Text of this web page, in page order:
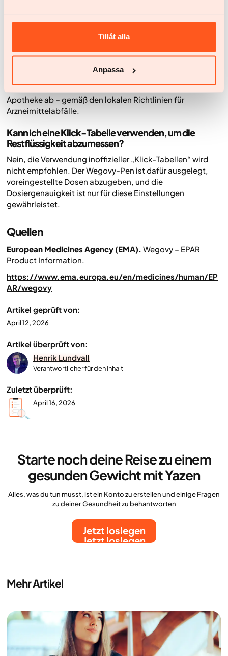
Tillåt alla
Anpassa
Wie entsorge ich einen Pen, in dem noch Flüssigkeit
Nachdem du deine Dosen entnommen hast, muss der Pen
sicher entsorgt werden. Gebrauchte Injektionspens und
Nadeln sind als spitzes und scharfes Abfallmaterial zu
behandeln. Gib den Pen zur sicheren Entsorgung in der
Apotheke ab – gemäß den lokalen Richtlinien für
Arzneimittelabfälle.
Kann ich eine Klick-Tabelle verwenden, um die
Restflüssigkeit abzumessen?
Nein, die Verwendung inoffizieller „Klick-Tabellen“ wird
nicht empfohlen. Der Wegovy-Pen ist dafür ausgelegt,
voreingestellte Dosen abzugeben, und die
Dosiergenauigkeit ist nur für diese Einstellungen
gewährleistet.
Quellen
European Medicines Agency (EMA). Wegovy – EPAR
Product Information.
https://www.ema.europa.eu/en/medicines/human/EP
AR/wegovy
Artikel geprüft von:
April 12, 2026
Artikel überprüft von:
Henrik Lundvall
Verantwortlicher für den Inhalt
Zuletzt überprüft:
April 16, 2026
Starte noch deine Reise zu einem
gesunden Gewicht mit Yazen
Alles, was du tun musst, ist ein Konto zu erstellen und einige Fragen
zu deiner Gesundheit zu behantworten
Jetzt loslegen
Jetzt loslegen
Mehr Artikel